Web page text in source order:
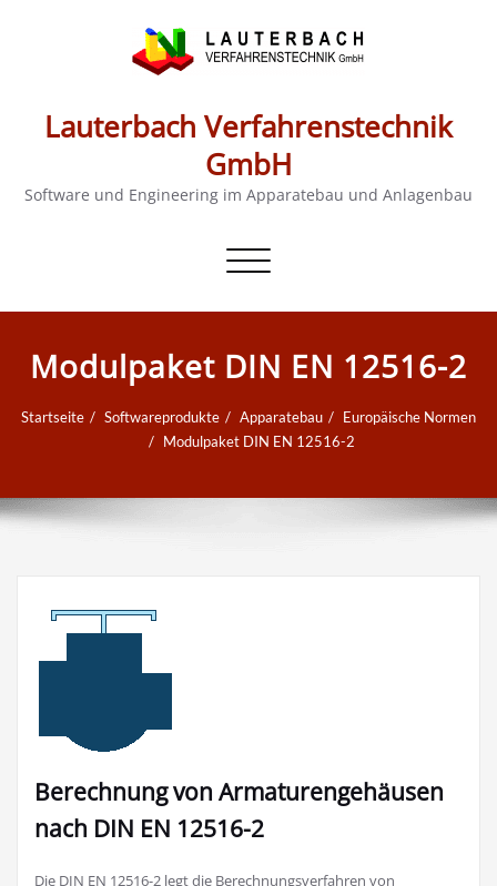
Lauterbach Verfahrenstechnik
GmbH
Software und Engineering im Apparatebau und Anlagenbau
Schalte
Modulpaket DIN EN 12516-2
Startseite Softwareprodukte Apparatebau
Europäische Normen
Modulpaket DIN EN 12516-2
Berechnung von Armaturengehäusen
nach DIN EN 12516-2
Die DIN EN 12516-2 legt die Berechnungsverfahren von